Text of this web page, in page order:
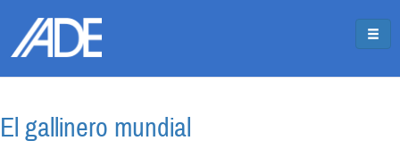
El gallinero mundial